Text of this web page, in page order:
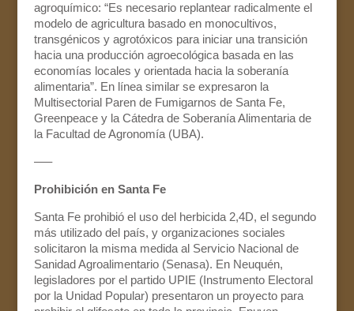
agroquímico: “Es necesario replantear radicalmente el
modelo de agricultura basado en monocultivos,
transgénicos y agrotóxicos para iniciar una transición
hacia una producción agroecológica basada en las
economías locales y orientada hacia la soberanía
alimentaria”. En línea similar se expresaron la
Multisectorial Paren de Fumigarnos de Santa Fe,
Greenpeace y la Cátedra de Soberanía Alimentaria de
la Facultad de Agronomía (UBA).
—–
Prohibición en Santa Fe
Santa Fe prohibió el uso del herbicida 2,4D, el segundo
más utilizado del país, y organizaciones sociales
solicitaron la misma medida al Servicio Nacional de
Sanidad Agroalimentario (Senasa). En Neuquén,
legisladores por el partido UPIE (Instrumento Electoral
por la Unidad Popular) presentaron un proyecto para